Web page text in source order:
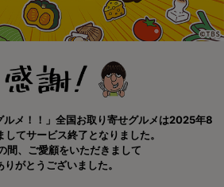
ルメ！！」全国お取り寄せグルメは2025年8
してサービス終了となりました。
間、ご愛顧をいただきまして
りがとうございました。